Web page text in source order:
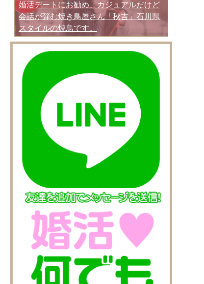
婚活デートにお勧め、カジュアルだけど
会話が弾む焼き鳥屋さん「秋吉」石川県
スタイルの焼鳥です。